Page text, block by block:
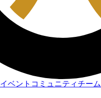
イベント コミュニティチーム